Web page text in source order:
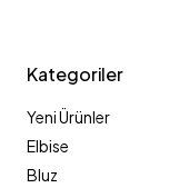
Kategoriler
Yeni Ürünler
Elbise
Bluz